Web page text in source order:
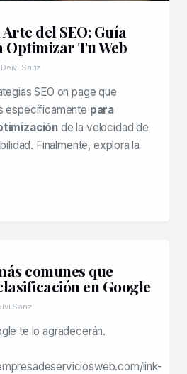
del SEO: Guía
Tu Web
Sanz
SEO on page que
específicamente para
de la velocidad de
Finalmente, explora la
comunes que
en Google
Sanz
te lo agradecerán.
link-